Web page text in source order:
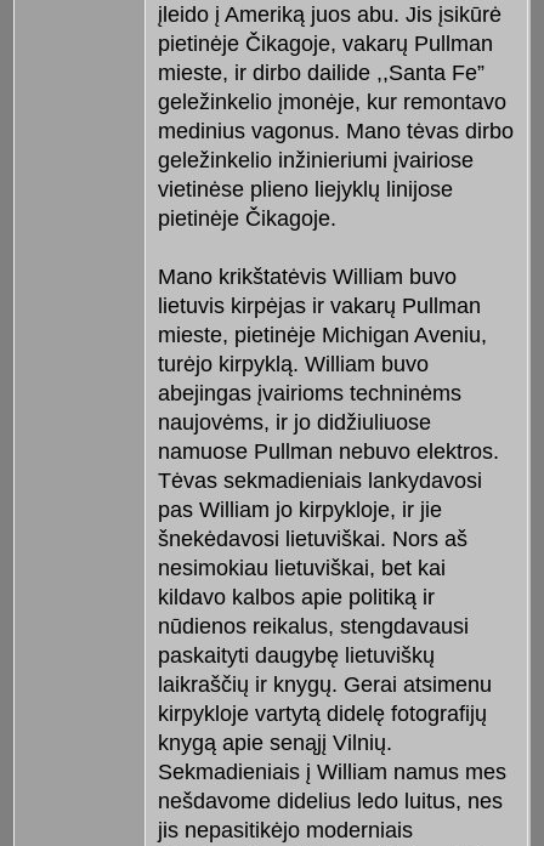
įleido į Ameriką juos abu. Jis įsikūrė
pietinėje Čikagoje, vakarų Pullman
mieste, ir dirbo dailide ,,Santa Fe”
geležinkelio įmonėje, kur remontavo
medinius vagonus. Mano tėvas dirbo
geležinkelio inžinieriumi įvairiose
vietinėse plieno liejyklų linijose
pietinėje Čikagoje.
Mano krikštatėvis William buvo
lietuvis kirpėjas ir vakarų Pullman
mieste, pietinėje Michigan Aveniu,
turėjo kirpyklą. William buvo
abejingas įvairioms techninėms
naujovėms, ir jo didžiuliuose
namuose Pullman nebuvo elektros.
Tėvas sekmadieniais lankydavosi
pas William jo kirpykloje, ir jie
šnekėdavosi lietuviškai. Nors aš
nesimokiau lietuviškai, bet kai
kildavo kalbos apie politiką ir
nūdienos reikalus, stengdavausi
paskaityti daugybę lietuviškų
laikraščių ir knygų. Gerai atsimenu
kirpykloje vartytą didelę fotografijų
knygą apie senąjį Vilnių.
Sekmadieniais į William namus mes
nešdavome didelius ledo luitus, nes
jis nepasitikėjo moderniais